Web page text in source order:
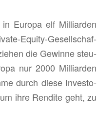
Eu­ro­pa elf Mil­li­ar­den
Equi­ty-Ge­sell­schaf­
die Ge­win­ne steu­
nur 2000 Mil­li­ar­den
durch diese In­ves­to­
ihre Ren­di­te geht, zu